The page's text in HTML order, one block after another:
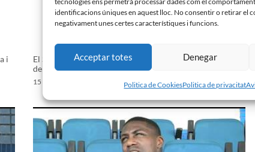
identificacions úniques en aquest lloc. No consentir o retirar el
negativament unes certes característiques i funcions.
Acceptar totes Denegar
Politica de CookiesPolitica de privacitat
i
El Santa Perpètua dóna la sorpresa eliminant al Sabadell
de la Copa Catalunya
15 de setembre de 2011